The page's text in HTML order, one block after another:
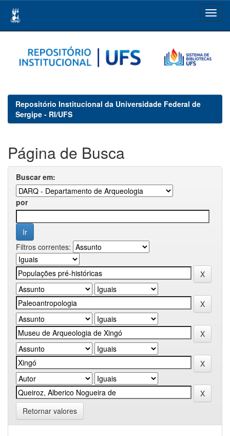
navigation
Repositório Institucional da Universidade Federal de
Sergipe - RI/UFS
Página de Busca
Buscar em:
por
Filtros correntes:
Retornar valores